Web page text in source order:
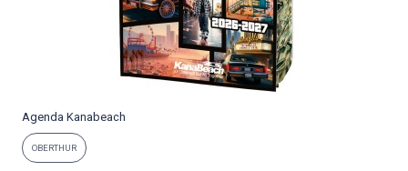
Agenda Kanabeach
OBERTHUR